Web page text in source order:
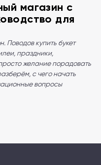
магазин с
для
Поводов купить букет
праздники,
желание порадовать
с чего начать
вопросы